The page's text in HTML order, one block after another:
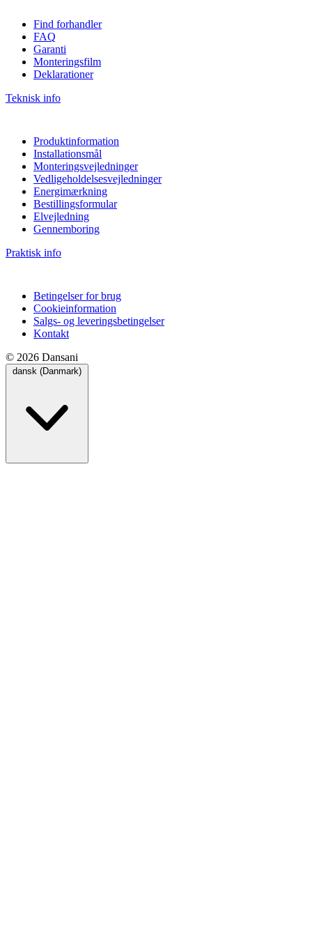
Find forhandler
FAQ
Garanti
Monteringsfilm
Deklarationer
Teknisk info
Produktinformation
Installationsmål
Monteringsvejledninger
Vedligeholdelsesvejledninger
Energimærkning
Bestillingsformular
Elvejledning
Gennemboring
Praktisk info
Betingelser for brug
Cookieinformation
Salgs- og leveringsbetingelser
Kontakt
© 2026 Dansani
dansk (Danmark)